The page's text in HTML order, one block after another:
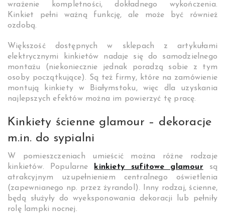
wrażenie kompletności, dokładnego wykończenia.
Kinkiet pełni ważną funkcję, ale może być również
ozdobą.
Większość dostępnych w sklepach z artykułami
elektrycznymi kinkietów nadaje się do samodzielnego
montażu (niekoniecznie jednak poradzą sobie z tym
osoby początkujące). Są też firmy, które na zamówienie
montują
kinkiety w Białymstoku, więc dla uzyskania
najlepszych efektów można im powierzyć tę pracę.
Kinkiety ścienne glamour – dekoracje
m.in. do sypialni
W pomieszczeniach umieścić można różne rodzaje
kinkietów. Popularne
kinkiety sufitowe glamour są
atrakcyjnym uzupełnieniem centralnego oświetlenia
(zapewnianego np. przez żyrandol). Inny rodzaj, ścienne,
będą służyły do wyeksponowania dekoracji lub pełniły
rolę lampki nocnej.